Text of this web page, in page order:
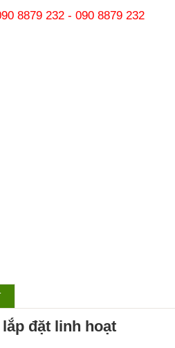
8879 232 - 090 8879 232
đặt linh hoạt